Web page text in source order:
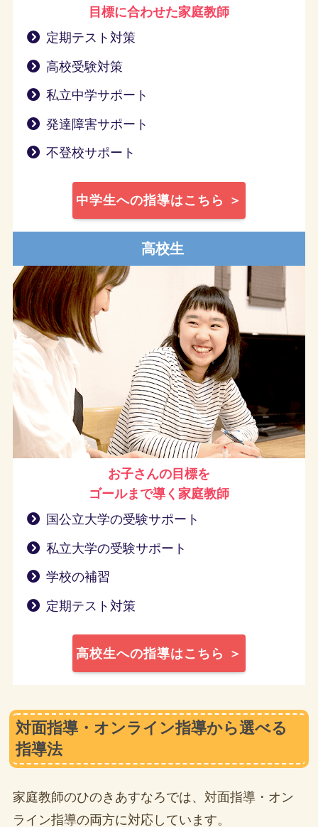
目標に合わせた家庭教師
定期テスト対策
高校受験対策
私立中学サポート
発達障害サポート
不登校サポート
中学生への指導はこちら ＞
高校生
お子さんの目標を
ゴールまで導く 家庭教師
国公立大学の受験サポート
私立大学の受験サポート
学校の補習
定期テスト対策
高校生への指導はこちら ＞
対面指導・オンライン指導から選べる
指導法
家庭教師のひのきあすなろでは、対面指導・オン
ライン指導の両方に対応しています。